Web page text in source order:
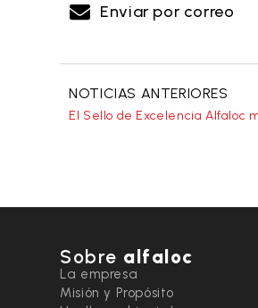
Enviar por correo
NOTICIAS ANTERIORES
El Sello de Excelencia Alfaloc
Sobre alfaloc
La empresa
Misión y Propósito